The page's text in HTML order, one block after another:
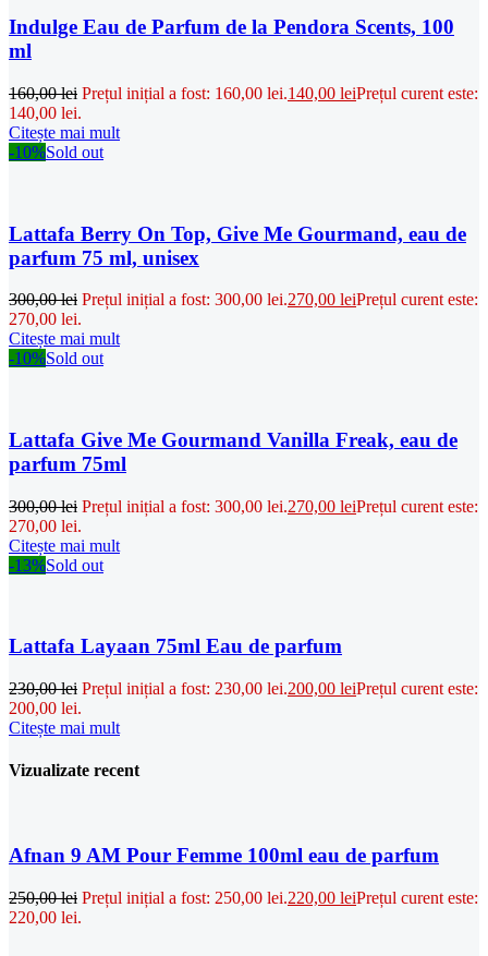
Indulge Eau de Parfum de la Pendora Scents, 100
ml
160,00lei Prețul inițial a fost: 160,00 lei.140,00 leiPrețul curent este:
140,00 lei.
Citește mai mult
-10%Sold out
Lattafa Berry On Top, Give Me Gourmand, eau de
parfum 75 ml, unisex
300,00lei Prețul inițial a fost: 300,00 lei.270,00 leiPrețul curent este:
270,00 lei.
Citește mai mult
-10%Sold out
Lattafa Give Me Gourmand Vanilla Freak, eau de
parfum 75ml
300,00lei Prețul inițial a fost: 300,00 lei.270,00 leiPrețul curent este:
270,00 lei.
Citește mai mult
-13%Sold out
Lattafa Layaan 75ml Eau de parfum
230,00lei Prețul inițial a fost: 230,00 lei.200,00 leiPrețul curent este:
200,00 lei.
Citește mai mult
Vizualizate recent
Afnan 9 AM Pour Femme 100ml eau de parfum
250,00lei Prețul inițial a fost: 250,00 lei.220,00 leiPrețul curent este:
220,00 lei.